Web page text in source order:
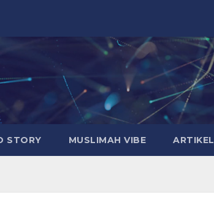
STORY MUSLIMAH VIBE ARTIKEL